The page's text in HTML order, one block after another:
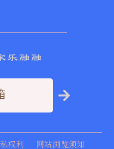
乐融融
权利 网站浏览须知